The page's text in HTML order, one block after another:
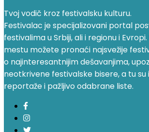
Tvoj vodič kroz festivalsku kulturu.
Festivalac je specijalizovani portal
festivalima u Srbiji, ali i regionu i
mestu možete pronaći najsvežije
o najinteresantnijim dešavanjima,
neotkrivene festivalske bisere, a tu su
reportaže i pažljivo odabrane liste.